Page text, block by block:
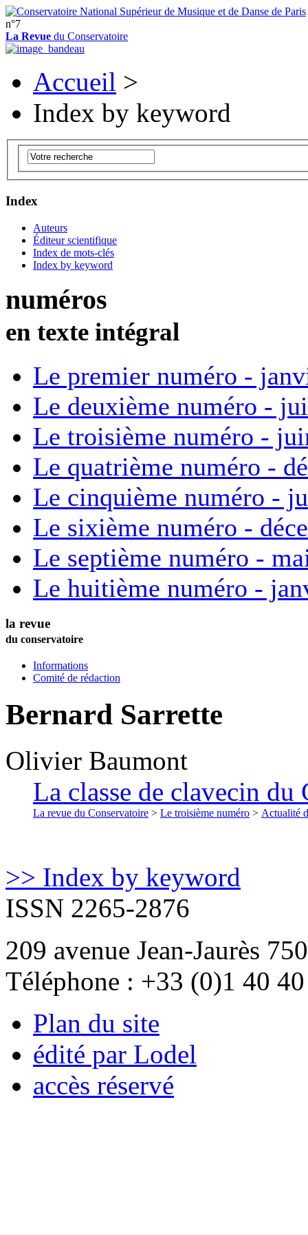
n°7
La Revue du Conservatoire
Accueil >
Index by keyword
Index
Auteurs
Éditeur scientifique
Index de mots-clés
Index by keyword
numéros
en texte intégral
Le premier numéro -
Le deuxième numéro -
Le troisième numéro -
Le quatrième numéro -
Le cinquième numéro -
Le sixième numéro -
Le septième numéro -
Le huitième numéro -
la revue
du conservatoire
Informations
Comité de rédaction
Bernard Sarrette
Olivier Baumont
La classe de clavecin du
La revue du Conservatoire > Le troisième numéro > Actualité
>> Index by keyword
ISSN 2265-2876
209 avenue Jean-Jaurès
Téléphone : +33 (0)1 40
Plan du site
édité par Lodel
accès réservé